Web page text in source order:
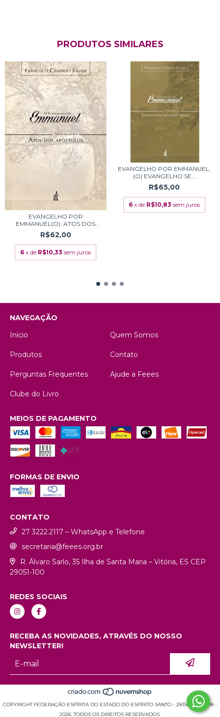
PRODUTOS SIMILARES
EVANGELHO POR
EMMANUEL(O): ATOS DOS
APOS...
R$62,00
6 x de R$10,33 sem juros
EVANGELHO POR EMMANUEL,
(O) EVANGELHO SE...
R$65,00
6 x de R$10,83 sem juros
NAVEGAÇÃO
Início
Quem Somos
Produtos Contato
Perguntas Frequentes Ajude a Feees
Clube do Livro
MEIOS DE PAGAMENTO
FORMAS DE ENVIO
CONTATO
27 3222.2117 – WhatsApp e Telefone
secretaria@feees.org.br
R. Álvaro Sarlo, 35 Ilha de Santa Maria – Vitória, ES CEP
29051-100
REDES SOCIAIS
RECEBA AS NOVIDADES, ATRAVÉS DO NOSSO
NEWSLETTER!
COPYRIGHT FEDERAÇÃO ESPÍRITA DO ESTADO DO ESPÍRITO SANTO - 28150936000118 -
2026. TODOS OS DIREITOS RESERVADOS.